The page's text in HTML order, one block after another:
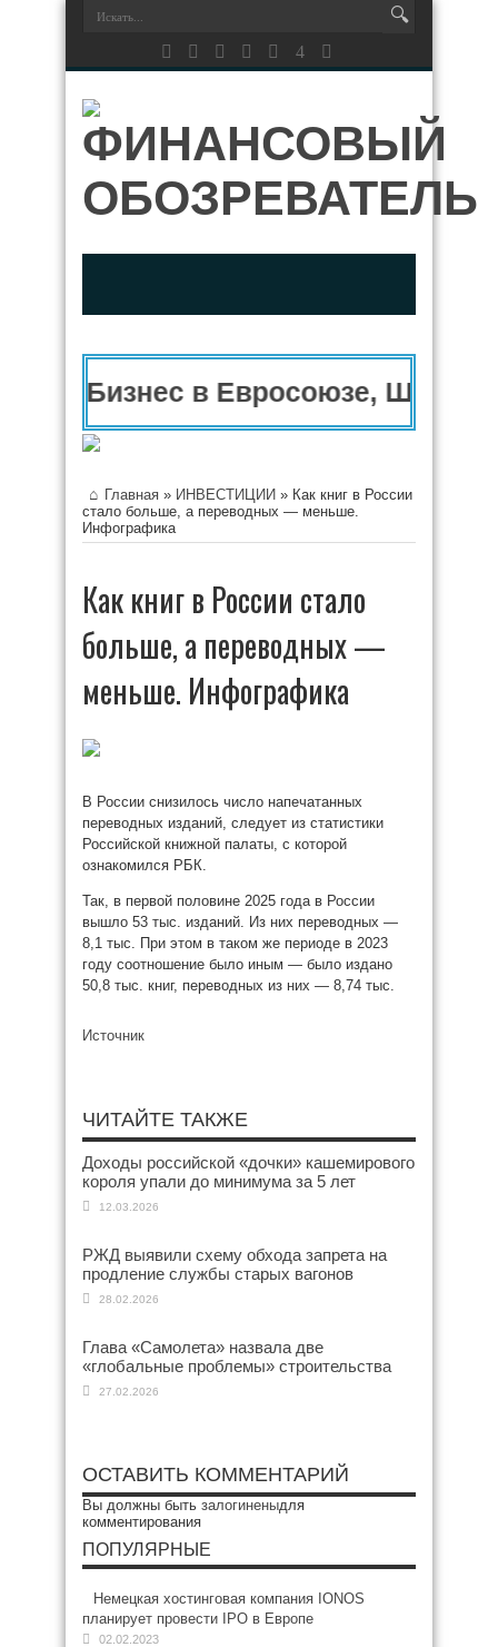
Бизнес в Евросоюзе,
Главная » ИНВЕСТИЦИИ » Как книг в России
стало больше, а переводных — меньше.
Инфографика
Как книг в России стало
больше, а переводных —
меньше. Инфографика
В России снизилось число напечатанных
переводных изданий, следует из статистики
Российской книжной палаты, с которой
ознакомился РБК.
Так, в первой половине 2025 года в России
вышло 53 тыс. изданий. Из них переводных —
8,1 тыс. При этом в таком же периоде в 2023
году соотношение было иным — было издано
50,8 тыс. книг, переводных из них — 8,74 тыс.
Источник
ЧИТАЙТЕ ТАКЖЕ
Доходы российской «дочки» кашемирового
короля упали до минимума за 5 лет
12.03.2026
РЖД выявили схему обхода запрета на
продление службы старых вагонов
28.02.2026
Глава «Самолета» назвала две
«глобальные проблемы» строительства
27.02.2026
ОСТАВИТЬ КОММЕНТАРИЙ
Вы должны быть залогиненыдля
комментирования
ПОПУЛЯРНЫЕ
Немецкая хостинговая компания IONOS
планирует провести IPO в Европе
02.02.2023